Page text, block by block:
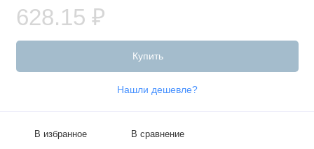
628.15 ₽
Купить
Нашли дешевле?
В избранное В сравнение